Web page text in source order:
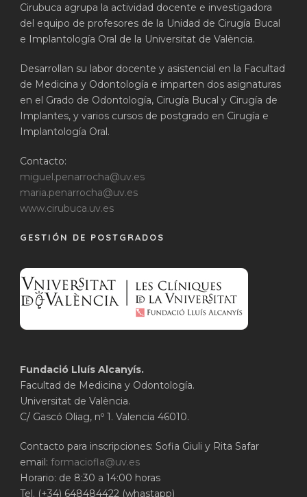
Cirubuca agrupa la actividad docente e investigadora
del equipo de profesores de la Unidad de Cirugía Bucal
e Implantología Oral de la Universitat de València.
Desarrollan su labor docente y asistencial en la Facultad
de Medicina y Odontología e imparten dos asignaturas
en el Grado de Odontología, Cirugía Bucal y Cirugía de
Implantes, y varios cursos de postgrado en Cirugía e
Implantología Oral.
Contacto:
miguel.penarrocha@uv.es
maria.penarrocha@uv.es
www.cirubuca.uv.es
GESTIÓN DE POSTGRADOS
Fundació Lluís Alcanyís.
Facultad de Medicina y Odontología.
Universitat de València.
C/ Gascó Oliag, nº 1. Valencia 46010.
Contacto para inscripciones: Sofia Giuli y Rita Safar
email: formaciofla@uv.es
Horario: de 8:30 a 14:00 horas
Tel. (+34) 648484422 (whastapp)